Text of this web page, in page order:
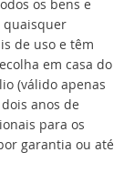
os bens e
quaisquer
de uso e têm
em casa do
(válido apenas
anos de
para os
garantia ou até